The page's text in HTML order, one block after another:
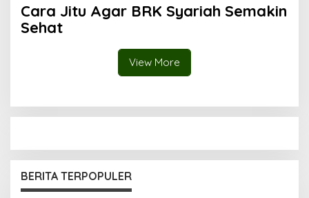
Cara Jitu Agar BRK Syariah Semakin
Sehat
View More
BERITA TERPOPULER